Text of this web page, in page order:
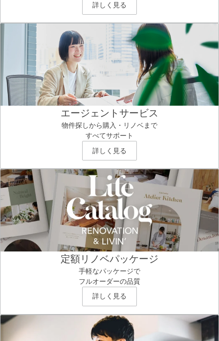
詳しく見る
エージェントサービス
物件探しから購入・リノベまで
すべてサポート
詳しく見る
定額リノベパッケージ
手軽なパッケージで
フルオーダーの品質
詳しく見る